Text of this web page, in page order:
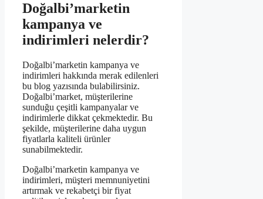
Doğalbi’marketin
kampanya ve
indirimleri nelerdir?
Doğalbi’marketin kampanya ve
indirimleri hakkında merak edilenleri
bu blog yazısında bulabilirsiniz.
Doğalbi’market, müşterilerine
sunduğu çeşitli kampanyalar ve
indirimlerle dikkat çekmektedir. Bu
şekilde, müşterilerine daha uygun
fiyatlarla kaliteli ürünler
sunabilmektedir.
Doğalbi’marketin kampanya ve
indirimleri, müşteri memnuniyetini
artırmak ve rekabetçi bir fiyat